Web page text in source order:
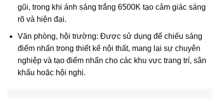
gũi, trong khi ánh sáng trắng 6500K tạo cảm giác sáng
rõ và hiện đại.
Văn phòng, hội trường: Được sử dụng để chiếu sáng
điểm nhấn trong thiết kế nội thất, mang lại sự chuyên
nghiệp và tạo điểm nhấn cho các khu vực trang trí, sân
khấu hoặc hội nghị.